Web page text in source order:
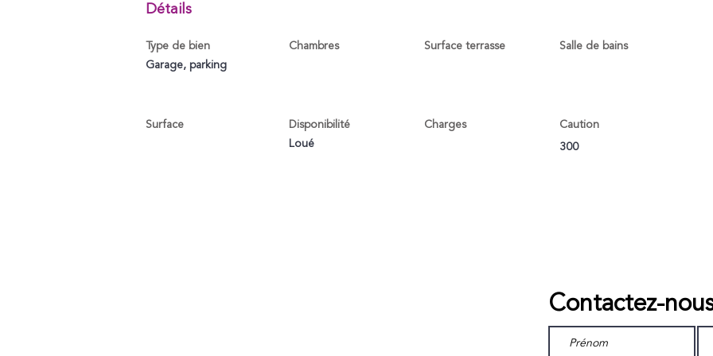
Détails
Type de bien
Garage, parking
Chambres Surface terrasse Salle de bains
Surface
Disponibilité
Loué
Charges
Caution
300
Contactez-